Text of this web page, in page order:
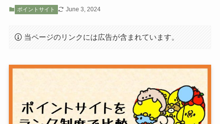
ポイントサイト June 3, 2024
当ページのリンクには広告が含まれています。